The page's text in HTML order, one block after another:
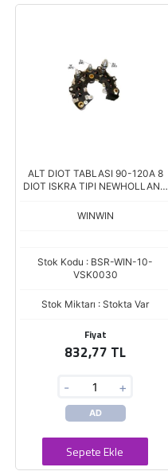
ALT DIOT TABLASI 90-120A 8
DIOT ISKRA TIPI NEWHOLLAND
WINWIN
Stok Kodu : BSR-WIN-10-
VSK0030
Stok Miktarı : Stokta Var
Fiyat
832,77 TL
- +
AD
Sepete Ekle